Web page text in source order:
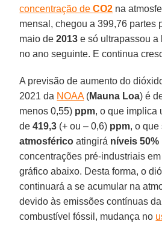
concentração deCO2 na
mensal, chegou a 399,76 partes
maio de2013 e só ultrapassou
no ano seguinte. E continua
A previsão de aumento do
2021 da NOAA(Mauna Loa) é
menos 0,55) ppm, o que implica
de419,3 (+ ou – 0,6) ppm, o
atmosférico atingirá níveis 50%
concentrações pré-industriais
gráfico abaixo. Desta forma, o
continuará a se acumular na
devido às emissões contínuas
combustível fóssil, mudança no